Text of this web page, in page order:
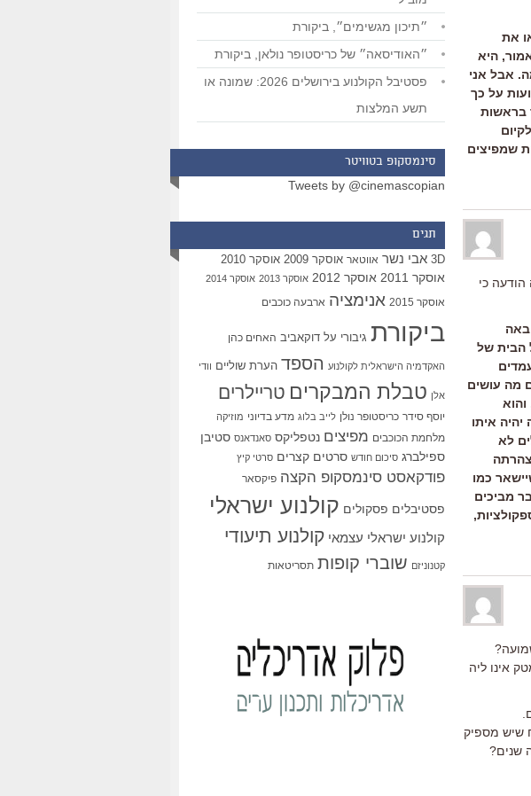
את
היא
אבל אני
על כך
בראשות
שמפיצים
כי
באה
הבית של
מה עושים
איתו
לא
כמו
מביכים
אינו ליה
שיש מספיק
שנים?
״תיכון מגשימים״, ביקורת
״האודיסאה״ של כריסטופר נולאן, ביקורת
פסטיבל הקולנוע בירושלים 2026: שמונה או
תשע המלצות
סינמסקופ בטוויטר
Tweets by @cinemascopian
תגים
3D אבי נשר אווטאר אוסקר 2009 אוסקר 2010
אוסקר 2011 אוסקר 2012 אוסקר 2013 אוסקר 2014
אוסקר 2015 אנימציה ארבעה כוכבים
ביקורת גיבורי על דוקאביב האחים כהן
האקדמיה הישראלית לקולנוע הספד הערת שוליים וודי
אלן טבלת המבקרים טריילרים
יוסף סידר כריסטופר נולן לייב בלוג מדע בדיוני מוזיקה
מלחמת הכוכבים מפיצים נטפליקס סאנדאנס סטיבן
ספילברג סיכום חודש סרטים קצרים סרטי קיץ
פודקאסט סינמסקופ הקצה פיקסאר
פסטיבלים פסקולים קולנוע ישראלי
קולנוע ישראלי עצמאי קולנוע תיעודי
קטנוניזם שוברי קופות תסריטאות